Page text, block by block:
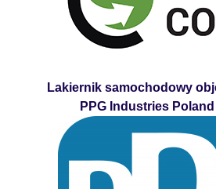
Lakiernik samochodowy
PPG Industries